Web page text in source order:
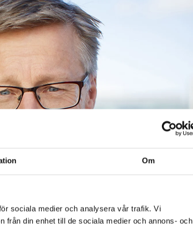
Om
sociala medier och analysera vår trafik. Vi
från din enhet till de sociala medier och annons- och